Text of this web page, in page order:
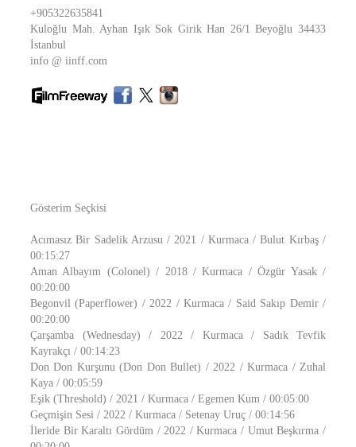
+905322635841
Kuloğlu Mah. Ayhan Işık Sok Girik Han 26/1 Beyoğlu 34433
İstanbul
info @ iinff.com
Gösterim Seçkisi
Acımasız Bir Sadelik Arzusu / 2021 / Kurmaca / Bulut Kırbaş /
00:15:27
Aman Albayım (Colonel) / 2018 / Kurmaca / Özgür Yasak /
00:20:00
Begonvil (Paperflower) / 2022 / Kurmaca / Said Sakıp Demir /
00:20:00
Çarşamba (Wednesday) / 2022 / Kurmaca / Sadık Tevfik
Kayrakçı / 00:14:23
Don Don Kurşunu (Don Don Bullet) / 2022 / Kurmaca / Zuhal
Kaya / 00:05:59
Eşik (Threshold) / 2021 / Kurmaca / Egemen Kum / 00:05:00
Geçmişin Sesi / 2022 / Kurmaca / Setenay Uruç / 00:14:56
İleride Bir Karaltı Gördüm / 2022 / Kurmaca / Umut Beşkırma /